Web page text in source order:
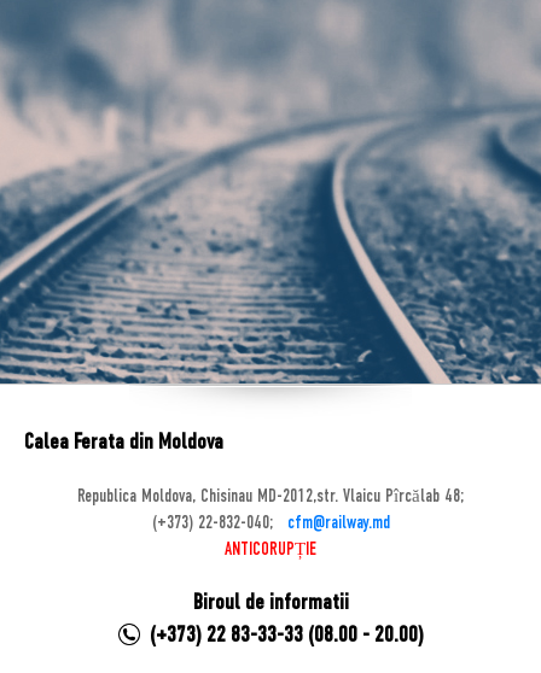
Calea Ferata din Moldova
Republica Moldova, Chisinau MD-2012,str. Vlaicu Pîrcălab 48;
(+373) 22-832-040;
cfm@railway.md
ANTICORUPȚIE
Biroul de informatii
(+373) 22 83-33-33 (08.00 - 20.00)